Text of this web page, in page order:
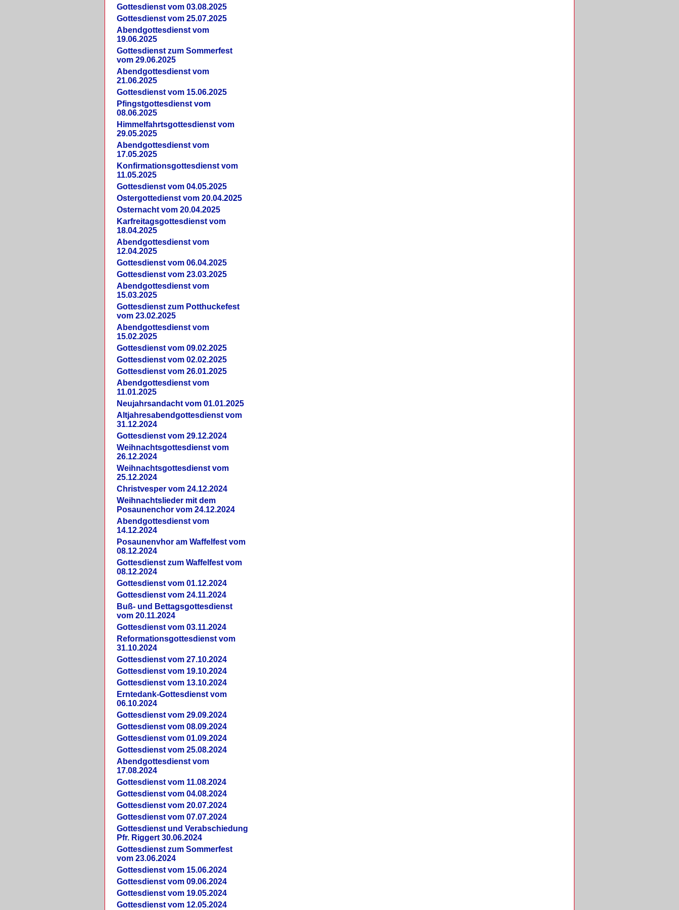
Gottesdienst vom 03.08.2025
Gottesdienst vom 25.07.2025
Abendgottesdienst vom
19.06.2025
Gottesdienst zum Sommerfest
vom 29.06.2025
Abendgottesdienst vom
21.06.2025
Gottesdienst vom 15.06.2025
Pfingstgottesdienst vom
08.06.2025
Himmelfahrtsgottesdienst vom
29.05.2025
Abendgottesdienst vom
17.05.2025
Konfirmationsgottesdienst vom
11.05.2025
Gottesdienst vom 04.05.2025
Ostergottedienst vom 20.04.2025
Osternacht vom 20.04.2025
Karfreitagsgottesdienst vom
18.04.2025
Abendgottesdienst vom
12.04.2025
Gottesdienst vom 06.04.2025
Gottesdienst vom 23.03.2025
Abendgottesdienst vom
15.03.2025
Gottesdienst zum Potthuckefest
vom 23.02.2025
Abendgottesdienst vom
15.02.2025
Gottesdienst vom 09.02.2025
Gottesdienst vom 02.02.2025
Gottesdienst vom 26.01.2025
Abendgottesdienst vom
11.01.2025
Neujahrsandacht vom 01.01.2025
Altjahresabendgottesdienst vom
31.12.2024
Gottesdienst vom 29.12.2024
Weihnachtsgottesdienst vom
26.12.2024
Weihnachtsgottesdienst vom
25.12.2024
Christvesper vom 24.12.2024
Weihnachtslieder mit dem
Posaunenchor vom 24.12.2024
Abendgottesdienst vom
14.12.2024
Posaunenvhor am Waffelfest vom
08.12.2024
Gottesdienst zum Waffelfest vom
08.12.2024
Gottesdienst vom 01.12.2024
Gottesdienst vom 24.11.2024
Buß- und Bettagsgottesdienst
vom 20.11.2024
Gottesdienst vom 03.11.2024
Reformationsgottesdienst vom
31.10.2024
Gottesdienst vom 27.10.2024
Gottesdienst vom 19.10.2024
Gottesdienst vom 13.10.2024
Erntedank-Gottesdienst vom
06.10.2024
Gottesdienst vom 29.09.2024
Gottesdienst vom 08.09.2024
Gottesdienst vom 01.09.2024
Gottesdienst vom 25.08.2024
Abendgottesdienst vom
17.08.2024
Gottesdienst vom 11.08.2024
Gottesdienst vom 04.08.2024
Gottesdienst vom 20.07.2024
Gottesdienst vom 07.07.2024
Gottesdienst und Verabschiedung
Pfr. Riggert 30.06.2024
Gottesdienst zum Sommerfest
vom 23.06.2024
Gottesdienst vom 15.06.2024
Gottesdienst vom 09.06.2024
Gottesdienst vom 19.05.2024
Gottesdienst vom 12.05.2024